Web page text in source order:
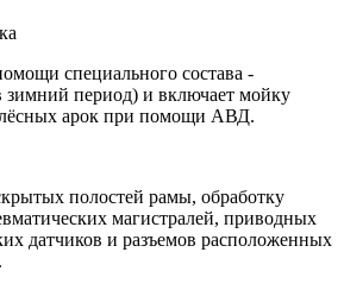
специального состава -
зимний период) и включает мойку
арок при помощи АВД.
полостей рамы, обработку
магистралей, приводных
датчиков и разъемов расположенных